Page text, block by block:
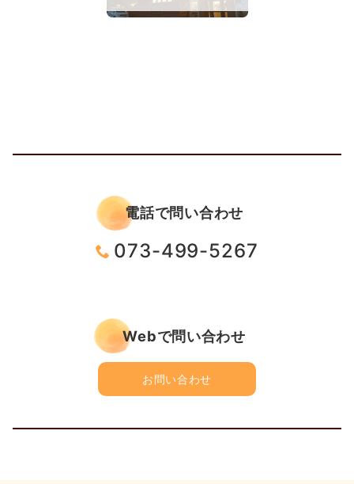
電話で問い合わせ
073-499-5267
Webで問い合わせ
お問い合わせ